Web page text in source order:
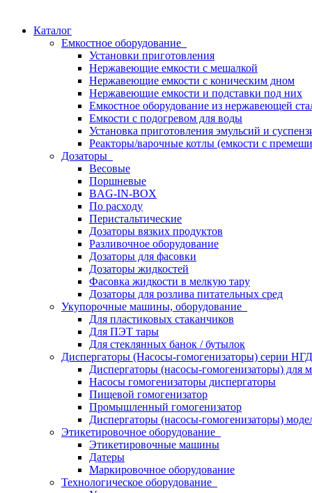
Каталог
Емкостное оборудование
Установки приготовления
Нержавеющие емкости с мешалкой
Нержавеющие емкости с коническим дном
Нержавеющие емкости и подставки под них
Емкостное оборудование из нержавеющей
Емкости с подогревом для воды
Установка приготовления эмульсий и
Реакторы/варочные котлы (емкости с
Дозаторы
Весовые
Поршневые
BAG-IN-BOX
По расходу
Перистальтические
Дозаторы вязких продуктов
Разливочное оборудование
Дозаторы для фасовки
Дозаторы жидкостей
Фасовка жидкости в мелкую тару
Дозаторы для розлива питательных сред
Укупорочные машины, оборудование
Для пластиковых стаканчиков
Для ПЭТ тары
Для стеклянных банок / бутылок
Диспергаторы (Насосы-гомогенизаторы) серии НГД
Диспергаторы (насосы-гомогенизаторы) для
Насосы гомогенизаторы диспергаторы
Пищевой гомогенизатор
Промышленный гомогенизатор
Диспергаторы (насосы-гомогенизаторы)
Этикетировочное оборудование
Этикетировочные машины
Датеры
Маркировочное оборудование
Технологическое оборудование